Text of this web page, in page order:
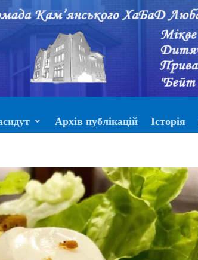
Архів публікацій Історія